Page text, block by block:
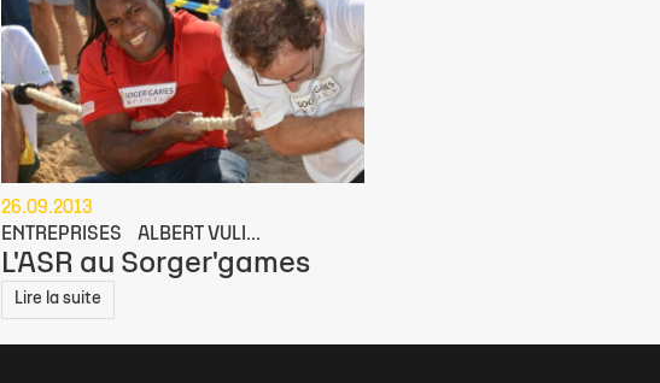
26.09.2013
ENTREPRISES
ALBERT VULI...
L'ASR au Sorger'games
Lire la suite